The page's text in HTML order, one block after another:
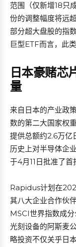
范围（仅新增18只
份的调整幅度将远
部分超大盘股的指
巨型ETF而言，此
日本豪赌芯
量
来自日本的产业政
数的第二大国家权
提供总额约2.6万亿
历史上对半导体企
于4月11日批准了首
Rapidus计划在
其八大企业合作伙
MSCI世界指数成
光刻设备的阿斯麦
略投资不仅关乎日